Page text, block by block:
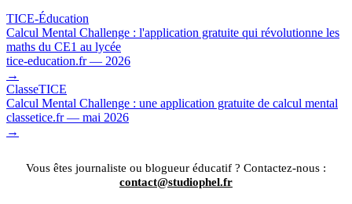
TICE-Éducation
Calcul Mental Challenge : l'application gratuite qui révolutionne les
maths du CE1 au lycée
tice-education.fr — 2026
→
ClasseTICE
Calcul Mental Challenge : une application gratuite de calcul mental
classetice.fr — mai 2026
→
Vous êtes journaliste ou blogueur éducatif ? Contactez-nous :
contact@studiophel.fr